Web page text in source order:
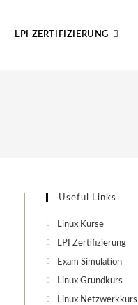
LPI ZERTIFIZIERUNG
Useful Links
Linux Kurse
LPI Zertifizierung
Exam Simulation
Linux Grundkurs
Linux Netzwerkkurs